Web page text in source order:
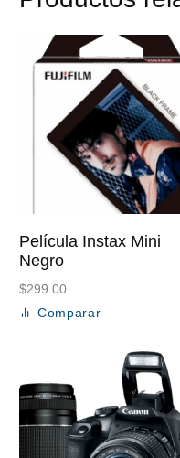
Película Instax Mini
Negro
$299.00
Añadir al carrito
Comparar